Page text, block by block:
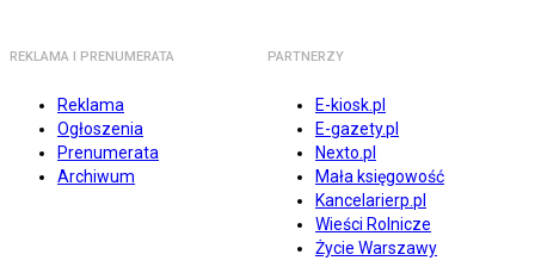
REKLAMA I PRENUMERATA
Reklama
Ogłoszenia
Prenumerata
Archiwum
PARTNERZY
E-kiosk.pl
E-gazety.pl
Nexto.pl
Mała księgowość
Kancelarierp.pl
Wieści Rolnicze
Życie Warszawy